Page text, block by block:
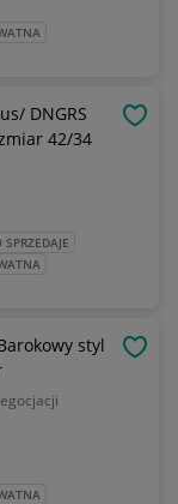
DNGRS
42/34
SPRZEDAJE
styl